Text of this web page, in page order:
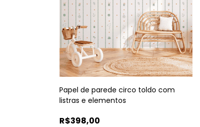
Papel de parede circo toldo com
listras e elementos
R$398,00